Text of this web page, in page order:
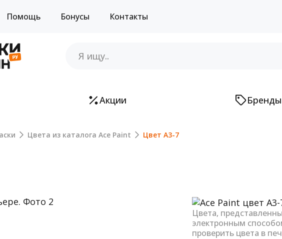
Помощь Бонусы Контакты
Акции Бренды
Цвета из каталога Ace Paint Цвет A3-7
Цвета,
электронным
проверить цвета в